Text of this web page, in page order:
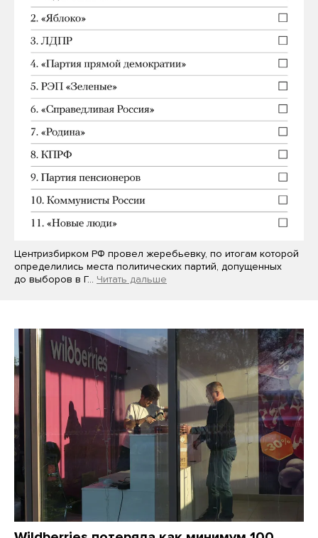
Центризбирком РФ провел жеребьевку, по итогам которой
определились места политических партий, допущенных
до выборов в Г… Читать дальше